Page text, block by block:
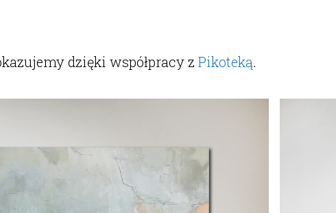
dzięki współpracy z Pikoteką.